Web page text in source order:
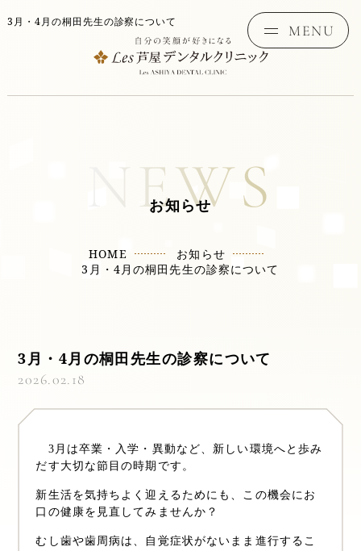
3月・4月の桐田先生の診察について
toggle
MENU
NEWS
お知らせ
HOME
お知らせ
3月・4月の桐田先生の診察について
3月・4月の桐田先生の診察について
2026.02.18
3月は卒業・入学・異動など、新しい環境へと歩み
だす大切な節目の時期です。
新生活を気持ちよく迎えるためにも、この機会にお
口の健康を見直してみませんか？
むし歯や歯周病は、自覚症状がないまま進行するこ